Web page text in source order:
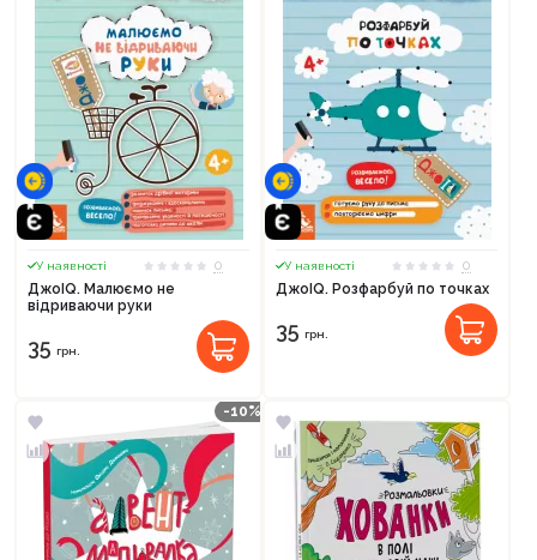
У наявності
0
ДжоIQ. Малюємо не
відриваючи руки
35 грн.
У наявності
0
ДжоIQ. Розфарбуй по точках
35 грн.
-10%